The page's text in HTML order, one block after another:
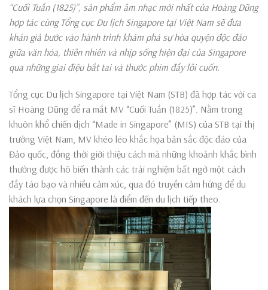
“Cuối Tuần (1825)”, sản phẩm âm nhạc mới nhất của Hoàng Dũng
hợp tác cùng Tổng cục Du lịch Singapore tại Việt Nam sẽ đưa
khán giả bước vào hành trình khám phá sự hòa quyện độc đáo
giữa văn hóa, thiên nhiên và nhịp sống hiện đại của Singapore
qua những giai điệu bắt tai và thước phim đầy lôi cuốn.
Tổng cục Du lịch Singapore tại Việt Nam (STB) đã hợp tác với ca
sĩ Hoàng Dũng để ra mắt MV “Cuối Tuần (1825)”. Nằm trong
khuôn khổ chiến dịch “Made in Singapore” (MIS) của STB tại thị
trường Việt Nam, MV khéo léo khắc họa bản sắc độc đáo của
Đảo quốc, đồng thời giới thiệu cách mà những khoảnh khắc bình
thường được hô biến thành các trải nghiệm bất ngờ một cách
đầy táo bạo và nhiều cảm xúc, qua đó truyền cảm hứng để du
khách lựa chọn Singapore là điểm đến du lịch tiếp theo.